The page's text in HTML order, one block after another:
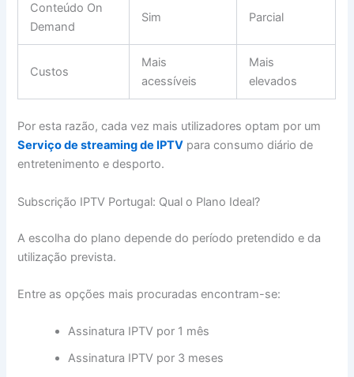
Conteúdo On
Demand
Sim Parcial
Custos
Mais
acessíveis
Mais
elevados
Por esta razão, cada vez mais utilizadores optam por um
Serviço de streaming de IPTV para consumo diário de
entretenimento e desporto.
Subscrição IPTV Portugal: Qual o Plano Ideal?
A escolha do plano depende do período pretendido e da
utilização prevista.
Entre as opções mais procuradas encontram-se:
Assinatura IPTV por 1 mês
Assinatura IPTV por 3 meses